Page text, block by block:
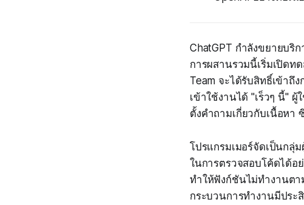
ChatGPT กำลังขยายบริ
การผสานรวมนี้เริ่มเปิดท
Team จะได้รับสิทธิ์เข้าถึ
เข้าใช้งานได้ "เร็วๆ นี้"
ตั้งคำถามเกี่ยวกับเนื้อหา
โปรแกรมเมอร์จัดเป็นกลุ่
ในการตรวจสอบโค้ดได้อ
ทำให้ฟังก์ชันไม่ทำงานตา
กระบวนการทำงานมีประ